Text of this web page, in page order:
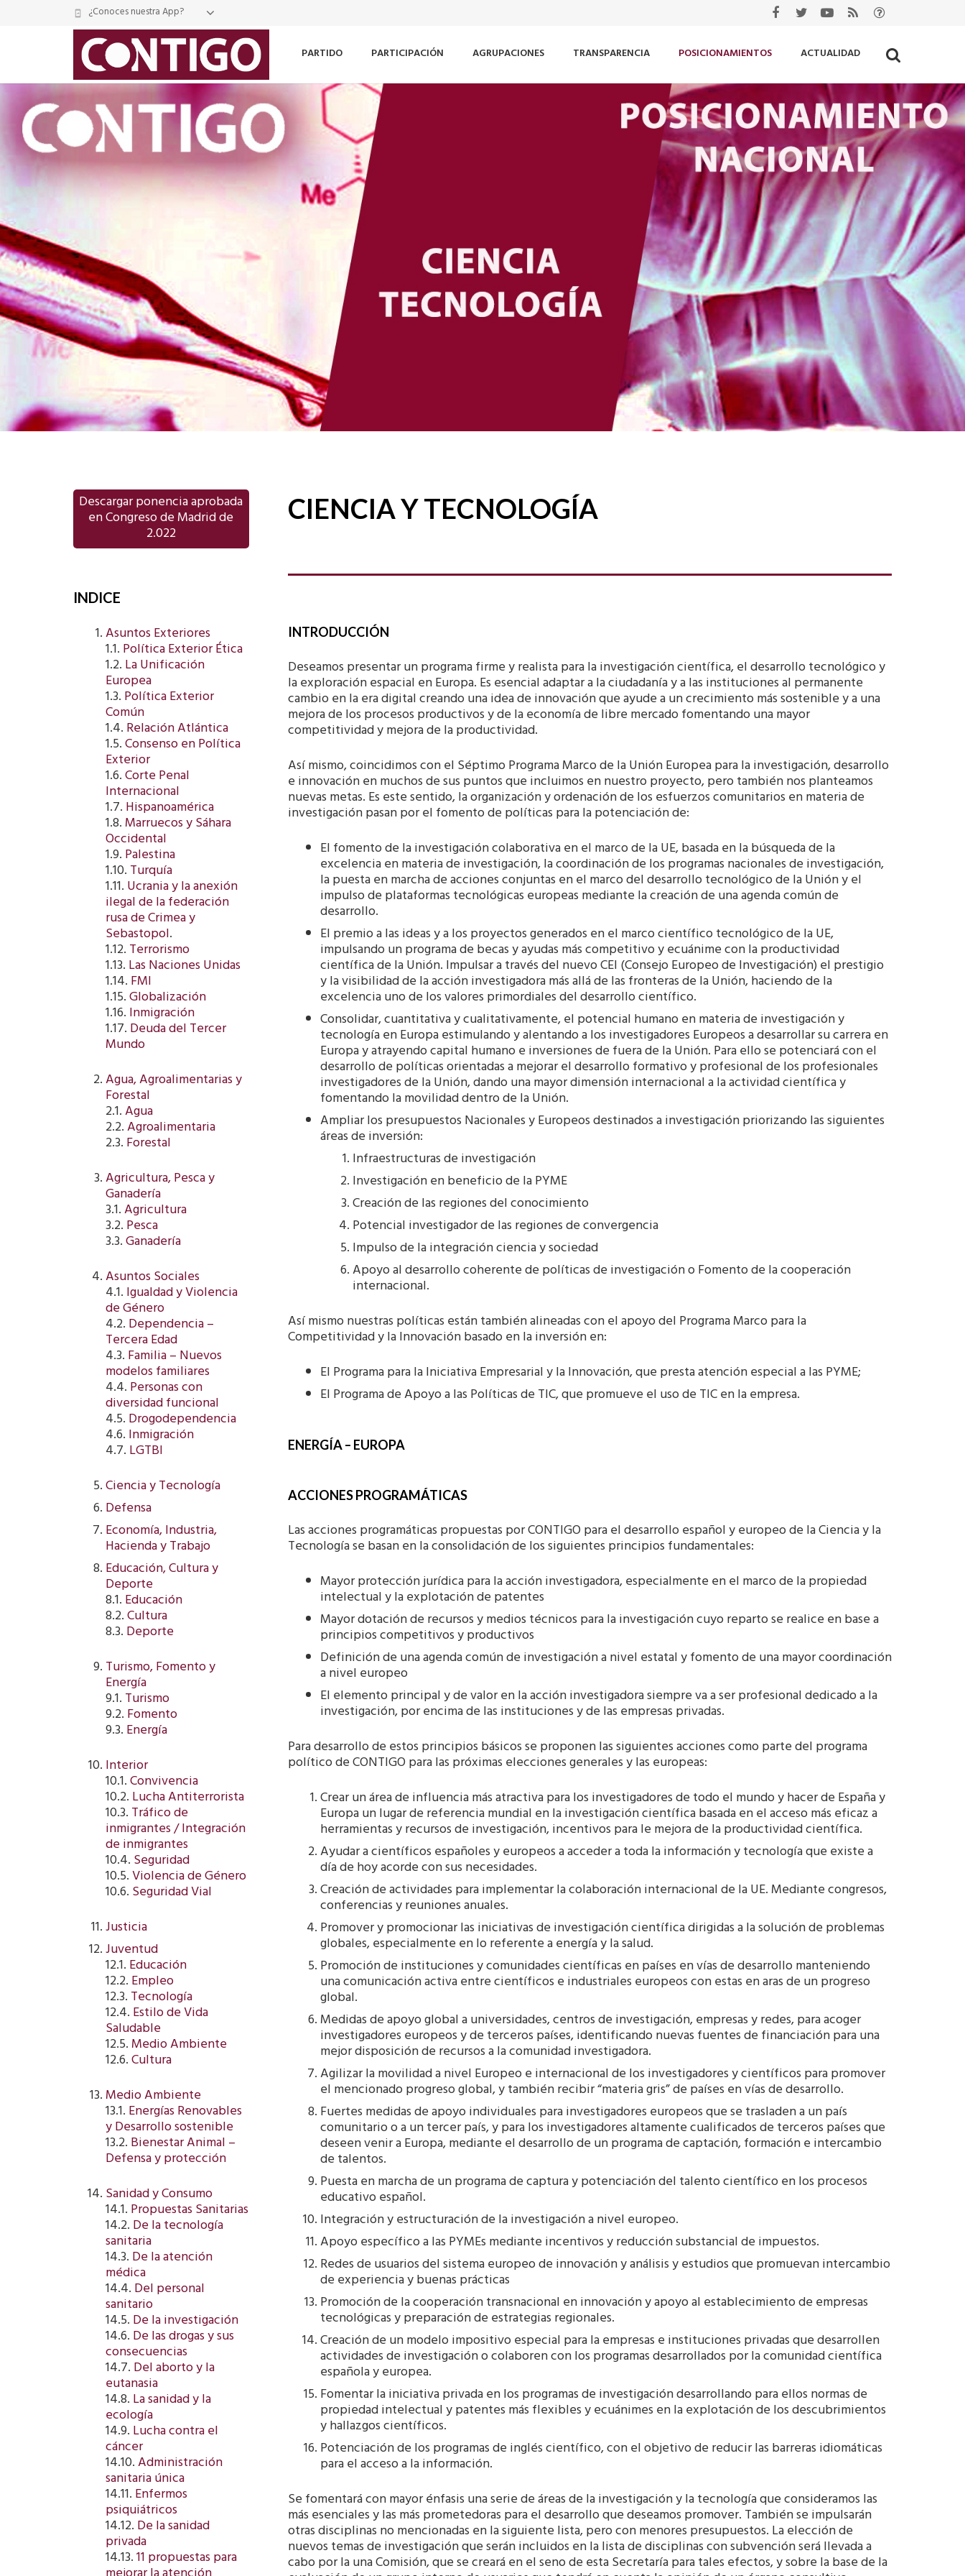
mobile_screen_share ¿Conoces nuestra App?
PARTIDO PARTICIPACIÓN AGRUPACIONES TRANSPARENCIA POSICIONAMIENTOS ACTUALIDAD
Descargar ponencia aprobada
en Congreso de Madrid de
2.022
INDICE
Asuntos Exteriores
1.1.Política Exterior Ética
1.2.La Unificación
Europea
1.3.Política Exterior
Común
1.4.Relación Atlántica
1.5.Consenso en Política
Exterior
1.6.Corte Penal
Internacional
1.7.Hispanoamérica
1.8.Marruecos y Sáhara
Occidental
1.9.Palestina
1.10.Turquía
1.11.Ucrania y la anexión
ilegal de la federación
rusa de Crimea y
Sebastopol.
1.12.Terrorismo
1.13.Las Naciones Unidas
1.14.FMI
1.15.Globalización
1.16.Inmigración
1.17.Deuda del Tercer
Mundo
Agua, Agroalimentarias y
Forestal
2.1.Agua
2.2.Agroalimentaria
2.3.Forestal
Agricultura, Pesca y
Ganadería
3.1.Agricultura
3.2.Pesca
3.3.Ganadería
Asuntos Sociales
4.1.Igualdad y Violencia
de Género
4.2.Dependencia –
Tercera Edad
4.3.Familia – Nuevos
modelos familiares
4.4.Personas con
diversidad funcional
4.5.Drogodependencia
4.6.Inmigración
4.7.LGTBI
Ciencia y Tecnología
Defensa
Economía, Industria,
Hacienda y Trabajo
Educación, Cultura y
Deporte
8.1.Educación
8.2.Cultura
8.3.Deporte
Turismo, Fomento y
Energía
9.1.Turismo
9.2.Fomento
9.3.Energía
Interior
10.1.Convivencia
10.2.Lucha Antiterrorista
10.3.Tráfico de
inmigrantes / Integración
de inmigrantes
10.4.Seguridad
10.5.Violencia de Género
10.6.Seguridad Vial
Justicia
Juventud
12.1.Educación
12.2.Empleo
12.3.Tecnología
12.4.Estilo de Vida
Saludable
12.5.Medio Ambiente
12.6.Cultura
Medio Ambiente
13.1.Energías Renovables
y Desarrollo sostenible
13.2.Bienestar Animal –
Defensa y protección
Sanidad y Consumo
14.1.Propuestas Sanitarias
14.2.De la tecnología
sanitaria
14.3.De la atención
médica
14.4.Del personal
sanitario
14.5.De la investigación
14.6.De las drogas y sus
consecuencias
14.7.Del aborto y la
eutanasia
14.8.La sanidad y la
ecología
14.9.Lucha contra el
cáncer
14.10.Administración
sanitaria única
14.11.Enfermos
psiquiátricos
14.12.De la sanidad
privada
14.13.11 propuestas para
CIENCIA Y TECNOLOGÍA
INTRODUCCIÓN
Deseamos presentar un programa firme y realista para la investigación científica, el desarrollo tecnológico y
la exploración espacial en Europa. Es esencial adaptar a la ciudadanía y a las instituciones al permanente
cambio en la era digital creando una idea de innovación que ayude a un crecimiento más sostenible y a una
mejora de los procesos productivos y de la economía de libre mercado fomentando una mayor
competitividad y mejora de la productividad.
Así mismo, coincidimos con el Séptimo Programa Marco de la Unión Europea para la investigación, desarrollo
e innovación en muchos de sus puntos que incluimos en nuestro proyecto, pero también nos planteamos
nuevas metas. Es este sentido, la organización y ordenación de los esfuerzos comunitarios en materia de
investigación pasan por el fomento de políticas para la potenciación de:
El fomento de la investigación colaborativa en el marco de la UE, basada en la búsqueda de la
excelencia en materia de investigación, la coordinación de los programas nacionales de investigación,
la puesta en marcha de acciones conjuntas en el marco del desarrollo tecnológico de la Unión y el
impulso de plataformas tecnológicas europeas mediante la creación de una agenda común de
desarrollo.
El premio a las ideas y a los proyectos generados en el marco científico tecnológico de la UE,
impulsando un programa de becas y ayudas más competitivo y ecuánime con la productividad
científica de la Unión. Impulsar a través del nuevo CEI (Consejo Europeo de Investigación) el prestigio
y la visibilidad de la acción investigadora más allá de las fronteras de la Unión, haciendo de la
excelencia uno de los valores primordiales del desarrollo científico.
Consolidar, cuantitativa y cualitativamente, el potencial humano en materia de investigación y
tecnología en Europa estimulando y alentando a los investigadores Europeos a desarrollar su carrera en
Europa y atrayendo capital humano e inversiones de fuera de la Unión. Para ello se potenciará con el
desarrollo de políticas orientadas a mejorar el desarrollo formativo y profesional de los profesionales
investigadores de la Unión, dando una mayor dimensión internacional a la actividad científica y
fomentando la movilidad dentro de la Unión.
Ampliar los presupuestos Nacionales y Europeos destinados a investigación priorizando las siguientes
áreas de inversión:
Infraestructuras de investigación
Investigación en beneficio de la PYME
Creación de las regiones del conocimiento
Potencial investigador de las regiones de convergencia
Impulso de la integración ciencia y sociedad
Apoyo al desarrollo coherente de políticas de investigación o Fomento de la cooperación
internacional.
Así mismo nuestras políticas están también alineadas con el apoyo del Programa Marco para la
Competitividad y la Innovación basado en la inversión en:
El Programa para la Iniciativa Empresarial y la Innovación, que presta atención especial a las PYME;
El Programa de Apoyo a las Políticas de TIC, que promueve el uso de TIC en la empresa.
ENERGÍA – EUROPA
ACCIONES PROGRAMÁTICAS
Las acciones programáticas propuestas por CONTIGO para el desarrollo español y europeo de la Ciencia y la
Tecnología se basan en la consolidación de los siguientes principios fundamentales:
Mayor protección jurídica para la acción investigadora, especialmente en el marco de la propiedad
intelectual y la explotación de patentes
Mayor dotación de recursos y medios técnicos para la investigación cuyo reparto se realice en base a
principios competitivos y productivos
Definición de una agenda común de investigación a nivel estatal y fomento de una mayor coordinación
a nivel europeo
El elemento principal y de valor en la acción investigadora siempre va a ser profesional dedicado a la
investigación, por encima de las instituciones y de las empresas privadas.
Para desarrollo de estos principios básicos se proponen las siguientes acciones como parte del programa
político de CONTIGO para las próximas elecciones generales y las europeas:
Crear un área de influencia más atractiva para los investigadores de todo el mundo y hacer de España y
Europa un lugar de referencia mundial en la investigación científica basada en el acceso más eficaz a
herramientas y recursos de investigación, incentivos para le mejora de la productividad científica.
Ayudar a científicos españoles y europeos a acceder a toda la información y tecnología que existe a
día de hoy acorde con sus necesidades.
Creación de actividades para implementar la colaboración internacional de la UE. Mediante congresos,
conferencias y reuniones anuales.
Promover y promocionar las iniciativas de investigación científica dirigidas a la solución de problemas
globales, especialmente en lo referente a energía y la salud.
Promoción de instituciones y comunidades científicas en países en vías de desarrollo manteniendo
una comunicación activa entre científicos e industriales europeos con estas en aras de un progreso
global.
Medidas de apoyo global a universidades, centros de investigación, empresas y redes, para acoger
investigadores europeos y de terceros países, identificando nuevas fuentes de financiación para una
mejor disposición de recursos a la comunidad investigadora.
Agilizar la movilidad a nivel Europeo e internacional de los investigadores y científicos para promover
el mencionado progreso global, y también recibir “materia gris” de países en vías de desarrollo.
Fuertes medidas de apoyo individuales para investigadores europeos que se trasladen a un país
comunitario o a un tercer país, y para los investigadores altamente cualificados de terceros países que
deseen venir a Europa, mediante el desarrollo de un programa de captación, formación e intercambio
de talentos.
Puesta en marcha de un programa de captura y potenciación del talento científico en los procesos
educativo español.
Integración y estructuración de la investigación a nivel europeo.
Apoyo específico a las PYMEs mediante incentivos y reducción substancial de impuestos.
Redes de usuarios del sistema europeo de innovación y análisis y estudios que promuevan intercambio
de experiencia y buenas prácticas
Promoción de la cooperación transnacional en innovación y apoyo al establecimiento de empresas
tecnológicas y preparación de estrategias regionales.
Creación de un modelo impositivo especial para la empresas e instituciones privadas que desarrollen
actividades de investigación o colaboren con los programas desarrollados por la comunidad científica
española y europea.
Fomentar la iniciativa privada en los programas de investigación desarrollando para ellos normas de
propiedad intelectual y patentes más flexibles y ecuánimes en la explotación de los descubrimientos
y hallazgos científicos.
Potenciación de los programas de inglés científico, con el objetivo de reducir las barreras idiomáticas
para el acceso a la información.
Se fomentará con mayor énfasis una serie de áreas de la investigación y la tecnología que consideramos las
más esenciales y las más prometedoras para el desarrollo que deseamos promover. También se impulsarán
otras disciplinas no mencionadas en la siguiente lista, pero con menores presupuestos. La elección de
nuevos temas de investigación que serán incluidos en la lista de disciplinas con subvención será llevada a
cabo por la una Comisión, que se creará en el seno de esta Secretaría para tales efectos, y sobre la base de la